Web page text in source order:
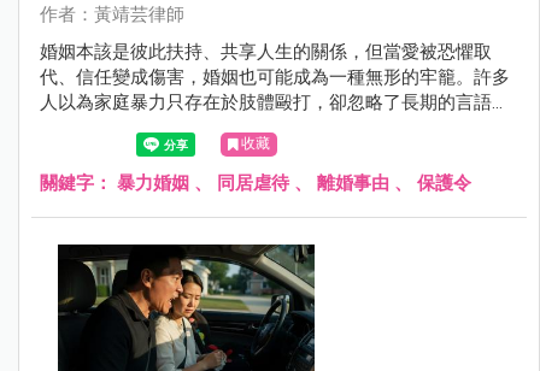
作者：黃靖芸律師
婚姻本該是彼此扶持、共享人生的關係，但當愛被恐懼取
代、信任變成傷害，婚姻也可能成為一種無形的牢籠。許多
人以為家庭暴力只存在於肢體毆打，卻忽略了長期的言語羞
辱、性逼迫與經濟控制，同樣足以摧毀一個人的尊嚴與安
收藏
關鍵字： 暴力婚姻 、 同居虐待 、 離婚事由 、 保護令